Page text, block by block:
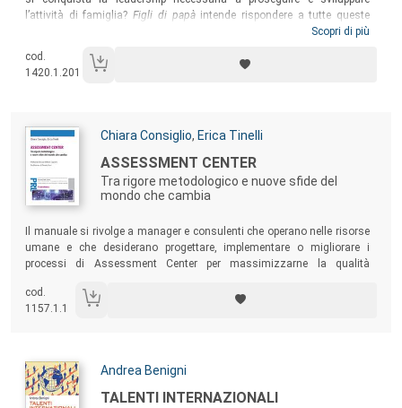
l’attività di famiglia?Figli di papàintende rispondere a tutte queste
domande, con un occhio rivolto agli imprenditori di oggi e a quelli di
vengono affiancati i casi di alcune note aziende famigliari italiane:
Banca Mediolanum, Saclà, Erg, Lavazza, Miroglio, Molteni, Geox e
Scopri di più
cod.
1420.1.201
Autori:
Chiara Consiglio, Erica Tinelli
Titolo:
ASSESSMENT CENTER
Tra rigore metodologico e nuove sfide del
mondo che cambia
Il manuale si rivolge a manager e consulenti che operano nelle risorse
umane e che desiderano progettare, implementare o migliorare i
processi di Assessment Center per massimizzarne la qualità
studiosi, intendono aggiornarsi sulle questioni teoriche e
metodologiche più attuali e rilevanti in questo ambito.
cod.
1157.1.1
Autori:
Andrea Benigni
Titolo:
TALENTI INTERNAZIONALI